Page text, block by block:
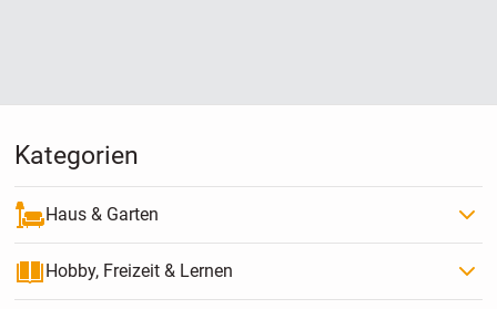
Kategorien
Haus & Garten
Hobby, Freizeit & Lernen